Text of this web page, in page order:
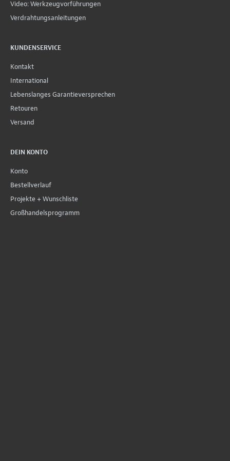
Video: Werkzeugvorführungen
Verdrahtungsanleitungen
KUNDENSERVICE
Kontakt
International
Lebenslanges Garantieversprechen
Retouren
Versand
DEIN KONTO
Konto
Bestellverlauf
Projekte + Wunschliste
Großhandelsprogramm